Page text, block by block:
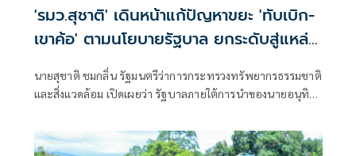
'รมว.สุชาติ' เดินหน้าแก้ปัญหาขยะ 'ทับเบิก-
เขาค้อ' ตามนโยบายรัฐบาล ยกระดับสู่แหล่ง
ท่องเที่ยวคาร์บอนต่ำ สร้างรายได้ควบคู่
รักษาสิ่งแวดล้อม
นายสุชาติ ชมกลิ่น รัฐมนตรีว่าการกระทรวงทรัพยากรธรรมชาติ
และสิ่งแวดล้อม เปิดเผยว่า รัฐบาลภายใต้การนำของนายอนุทิน
ทรัพยากรธรรมชาติและสิ่งแวดล้อมควบคู่กับการพัฒนา
เศรษฐกิจและการท่องเที่ยวอย่างยั่งยืน